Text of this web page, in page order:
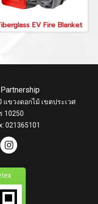
EV Fire Blanket
แขวงดอกไม้ เขตประเวศ
10250
021365101